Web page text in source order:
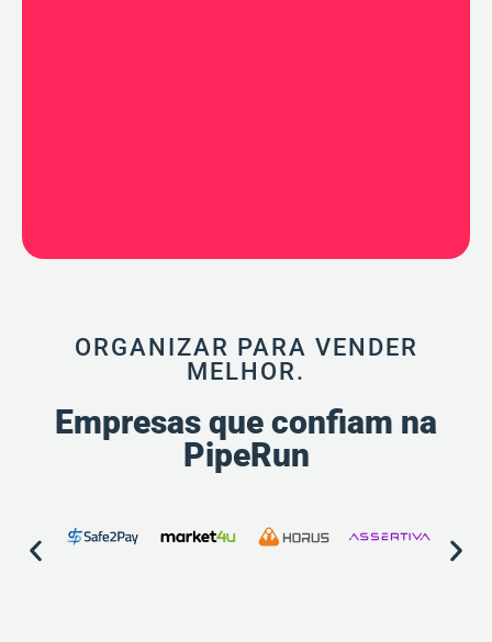
ORGANIZAR PARA VENDER
MELHOR.
Empresas que confiam na
PipeRun